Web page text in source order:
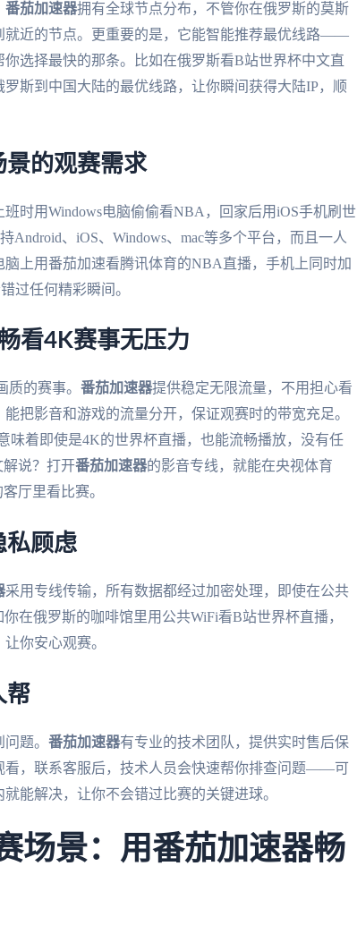
番茄加速器拥有全球节点分布，不管你在俄罗斯的莫斯
就近的节点。更重要的是，它能智能推荐最优线路——
选择最快的那条。比如在俄罗斯看B站世界杯中文直
斯到中国大陆的最优线路，让你瞬间获得大陆IP，顺
的观赛需求
时用Windows电脑偷偷看NBA，回家后用iOS手机刷世
Android、iOS、Windows、mac等多个平台，而且一人
上用番茄加速看腾讯体育的NBA直播，手机上同时加
过任何精彩瞬间。
看4K赛事无压力
的赛事。 番茄加速器提供稳定无限流量，不用担心看
把影音和游戏的流量分开，保证观赛时的带宽充足。
着即使是4K的世界杯直播，也能流畅播放，没有任
说？打开番茄加速器的影音专线，就能在央视体育
厅里看比赛。
顾虑
采用专线传输，所有数据都经过加密处理，即使在公共
在俄罗斯的咖啡馆里用公共WiFi看B站世界杯直播，
你安心观赛。
帮
题。 番茄加速器有专业的技术团队，提供实时售后保
看，联系客服后，技术人员会快速帮你排查问题——可
能解决，让你不会错过比赛的关键进球。
场景：用番茄加速器畅